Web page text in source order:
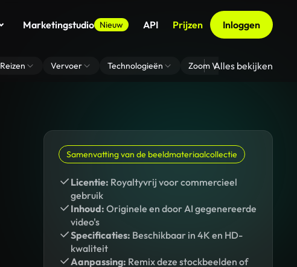
Marketingstudio Nieuw API Prijzen Inloggen
Reizen Vervoer Technologieën Zoom Virtuele
Alles bekijken
Samenvatting van de beeldmateriaalcollectie
Licentie: Royaltyvrij voor commercieel
gebruik
Inhoud: Originele en door AI gegenereerde
video's
Specificaties: Beschikbaar in 4K en HD-
kwaliteit
Aanpassing: Remix deze stockbeelden of